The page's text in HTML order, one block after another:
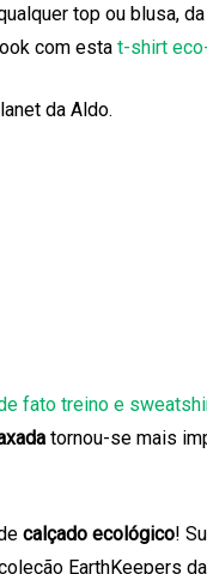
top ou blusa,
com esta t-shirt
da Aldo.
fato treino e
tornou-se mais
calçado ecológico!
EarthKeepers